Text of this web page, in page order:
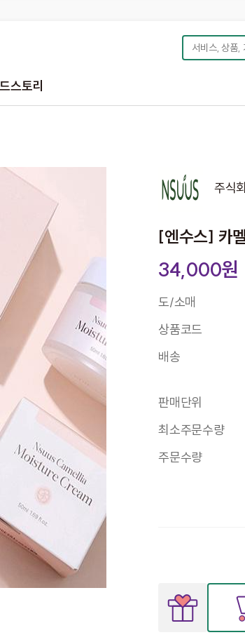
스토리
주식
[엔수스] 카
34,000원
도/소매
상품코드
배송
판매단위
최소주문수량
주문수량